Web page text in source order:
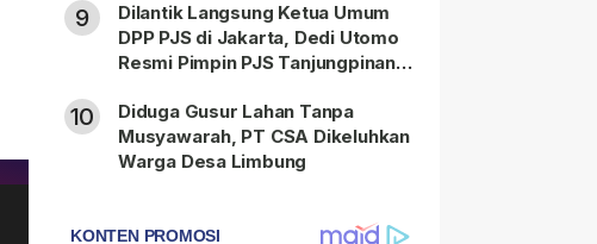
9
Dilantik Langsung Ketua Umum
DPP PJS di Jakarta, Dedi Utomo
Resmi Pimpin PJS Tanjungpinang-
10
Diduga Gusur Lahan Tanpa
Musyawarah, PT CSA Dikeluhkan
Warga Desa Limbung